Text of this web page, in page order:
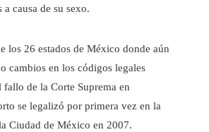
a causa de su sexo.
los 26 estados de México donde aún
cambios en los códigos legales
fallo de la Corte Suprema en
se legalizó por primera vez en la
Ciudad de México en 2007.